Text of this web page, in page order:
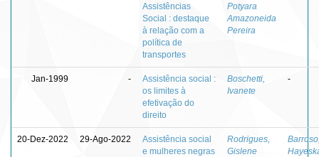
Assistências
Social : destaque
à relação com a
política de
transportes
Potyara
Amazoneida
Pereira
Jan-1999 -
Assistência social :
os limites à
efetivação do
direito
Boschetti,
Ivanete
-
20-Dez-2022 29-Ago-2022
Assistência social
e mulheres negras
Rodrigues,
Gislene